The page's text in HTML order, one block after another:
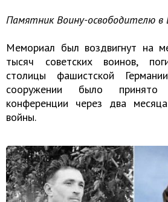
Памятник Воину-освободителю в
Мемориал был воздвигнут на
тысяч советских воинов,
столицы фашистской
сооружении было
конференции через два
войны.